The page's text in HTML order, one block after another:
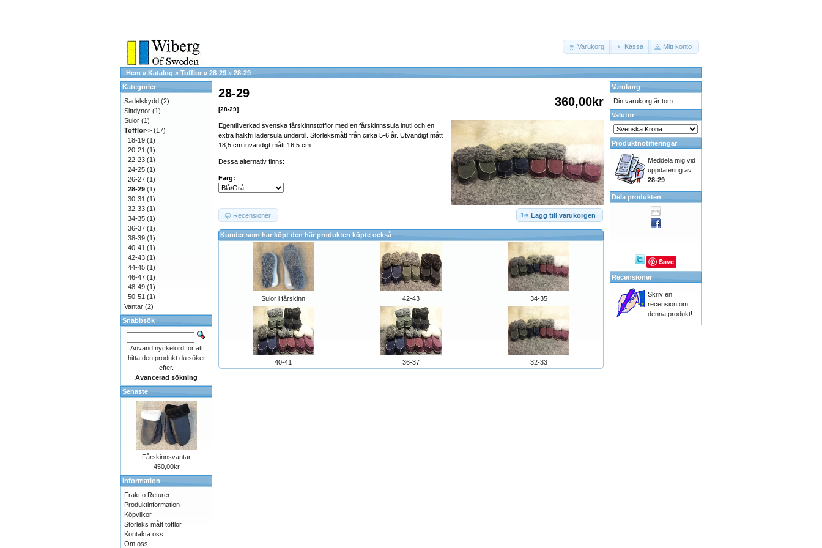
Varukorg Kassa Mitt konto
Hem » Katalog » Tofflor » 28-29 » 28-29
360,00kr
28-29
[28-29]
Egentillverkad svenska fårskinnstofflor med en fårskinnssula inuti och en
extra halkfri lädersula undertill. Storleksmått från cirka 5-6 år. Utvändigt mått
18,5 cm invändigt mått 16,5 cm.
Dessa alternativ finns:
Färg:
Lägg till varukorgen
Recensioner
Kunder som har köpt den här produkten köpte också
Sulor i fårskinn 42-43 34-35
40-41 36-37 32-33
Kategorier
Sadelskydd (2)
Sittdynor (1)
Sulor (1)
Tofflor-> (17)
18-19 (1)
20-21 (1)
22-23 (1)
24-25 (1)
26-27 (1)
28-29 (1)
30-31 (1)
32-33 (1)
34-35 (1)
36-37 (1)
38-39 (1)
40-41 (1)
42-43 (1)
44-45 (1)
46-47 (1)
48-49 (1)
50-51 (1)
Vantar (2)
Snabbsök
Använd nyckelord för att
hitta den produkt du söker
efter.
Avancerad sökning
Senaste
Fårskinnsvantar
450,00kr
Information
Frakt o Returer
Produktinformation
Köpvilkor
Storleks mått tofflor
Kontakta oss
Om oss
Varukorg
Din varukorg är tom
Valutor
Produktnotifieringar
Meddela mig vid
uppdatering av
28-29
Dela produkten
Save
Recensioner
Skriv en
recension om
denna produkt!